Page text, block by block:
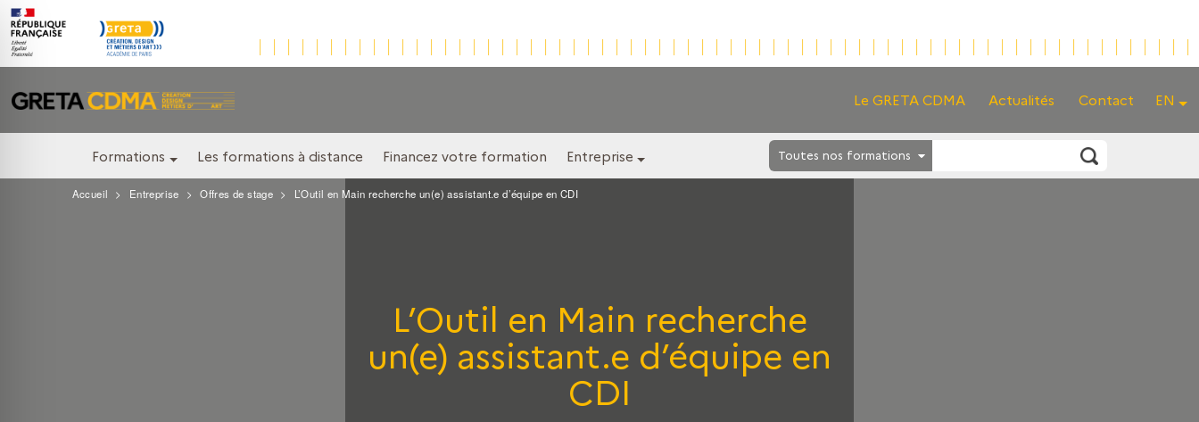
EN
Le GRETA CDMA Actualités Contact
Formations Les formations à distance Financez votre formation Entreprise Toutes nos formations
L’Outil en Main recherche
un(e) assistant.e d’équipe en
CDI
Accueil Entreprise Offres de stage L’Outil en Main recherche un(e) assistant.e d’équipe en CDI